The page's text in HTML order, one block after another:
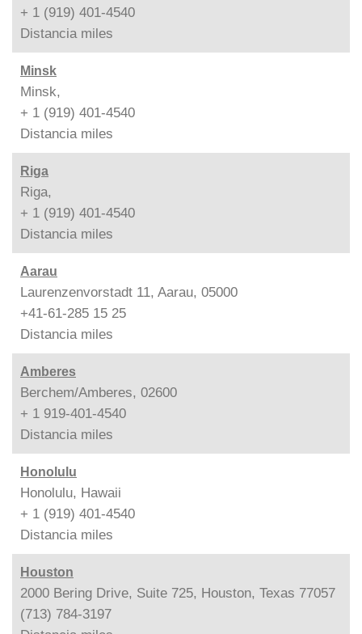
+ 1 (919) 401-4540
Distancia miles
Minsk
Minsk,
+ 1 (919) 401-4540
Distancia miles
Riga
Riga,
+ 1 (919) 401-4540
Distancia miles
Aarau
Laurenzenvorstadt 11, Aarau, 05000
+41-61-285 15 25
Distancia miles
Amberes
Berchem/Amberes, 02600
+ 1 919-401-4540
Distancia miles
Honolulu
Honolulu, Hawaii
+ 1 (919) 401-4540
Distancia miles
Houston
2000 Bering Drive, Suite 725, Houston, Texas 77057
(713) 784-3197